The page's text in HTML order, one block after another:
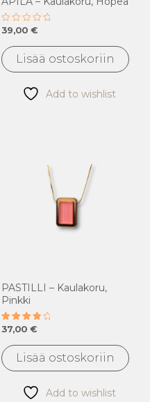
Arvostelu
tuotteesta:
/
5
39,00 €
Lisää ostoskoriin
Add to wishlist
PASTILLI – Kaulakoru,
Pinkki
Arvostelu
tuotteesta:
4.00
/ 5
37,00 €
Lisää ostoskoriin
Add to wishlist